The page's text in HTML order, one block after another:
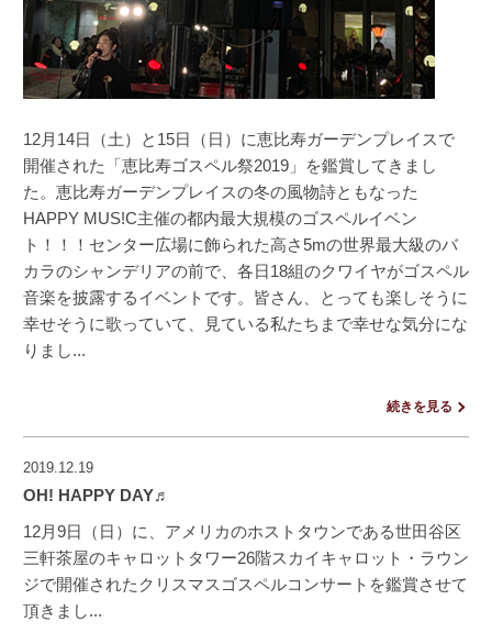
12月14日（土）と15日（日）に恵比寿ガーデンプレイスで
開催された「恵比寿ゴスペル祭2019」を鑑賞してきまし
た。恵比寿ガーデンプレイスの冬の風物詩ともなった
HAPPY MUS!C主催の都内最大規模のゴスペルイベン
ト！！！センター広場に飾られた高さ5mの世界最大級のバ
カラのシャンデリアの前で、各日18組のクワイヤがゴスペル
音楽を披露するイベントです。皆さん、とっても楽しそうに
幸せそうに歌っていて、見ている私たちまで幸せな気分にな
りまし...
続きを見る
2019.12.19
OH! HAPPY DAY♬
12月9日（日）に、アメリカのホストタウンである世田谷区
三軒茶屋のキャロットタワー26階スカイキャロット・ラウン
ジで開催されたクリスマスゴスペルコンサートを鑑賞させて
頂きまし...